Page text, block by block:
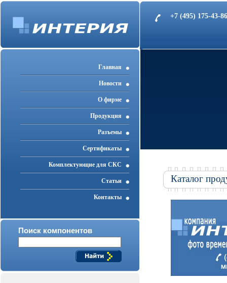
+7 (495) 175-43-
Главная
Новости
О фирме
Продукция
Разъемы
Cертификаты
Комплектующие для СКС
Статьи
Контакты
Поиск компонентов
Каталог